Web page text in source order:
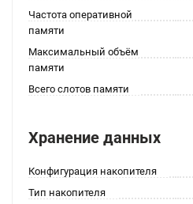
Частота оперативной
памяти
Максимальный объём
памяти
Всего слотов памяти
Хранение данных
Конфигурация накопителя
Тип накопителя